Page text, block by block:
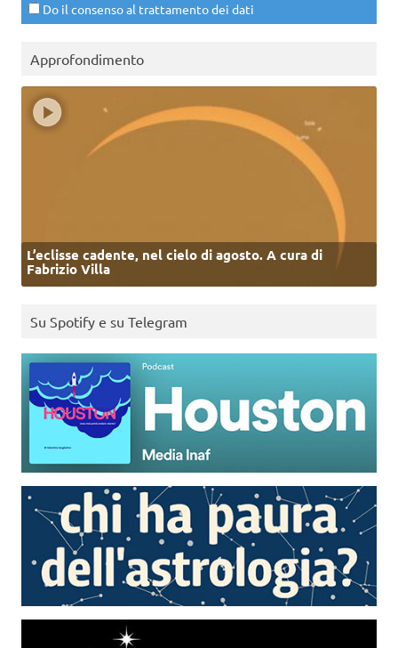
Do il consenso al trattamento dei dati
Approfondimento
L’eclisse cadente, nel cielo di agosto. A cura di
Fabrizio Villa
Su Spotify e su Telegram